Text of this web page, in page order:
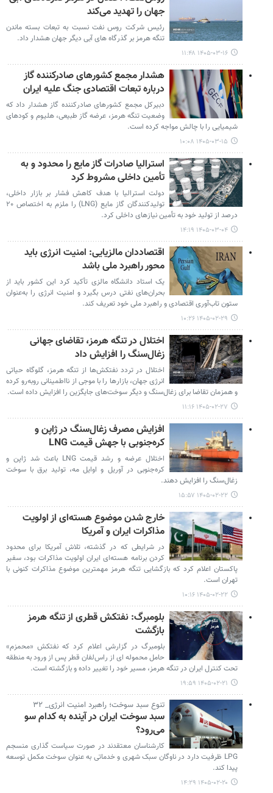
جهان را تهدید می‌کند
رئیس شرکت روس نفت نسبت به تبعات بسته ماندن
تنگه هرمز بر گذرگاه های آبی دیگر جهان هشدار داد.
۱۴۰۵-۰۳-۱۶ ۱۱:۴۸
هشدار مجمع کشورهای صادرکننده گاز
درباره تبعات اقتصادی جنگ علیه ایران
دبیرکل مجمع کشورهای صادرکننده گاز هشدار داد که
وضعیت تنگه هرمز، عرضه گاز طبیعی، هلیوم و کودهای
شیمیایی را با چالش مواجه کرده است.
۱۴۰۵-۰۳-۱۵ ۱۰:۰۸
استرالیا صادرات گاز مایع را محدود و به
تأمین داخلی مشروط کرد
دولت استرالیا با هدف کاهش فشار بر بازار داخلی،
تولیدکنندگان گاز مایع (LNG) را ملزم به اختصاص ۲۰
درصد از تولید خود به تأمین نیازهای داخلی کرد.
۱۴۰۵-۰۳-۰۴ ۱۴:۱۹
اقتصاددان مالزیایی: امنیت انرژی باید
محور راهبرد ملی باشد
یک استاد دانشگاه مالزی تأکید کرد این کشور باید از
بحران‌های نفتی درس بگیرد و امنیت انرژی را به‌عنوان
ستون تاب‌آوری اقتصادی و راهبرد ملی خود تعریف کند.
۱۴۰۵-۰۲-۲۹ ۱۰:۲۶
اختلال در تنگه هرمز، تقاضای جهانی
زغال‌سنگ را افزایش داد
اختلال در تردد نفتکش‌ها از تنگه هرمز، گلوگاه حیاتی
انرژی جهان، بازارها را با موجی از نااطمینانی روبه‌رو کرده
و همزمان تقاضا برای زغال‌سنگ و دیگر سوخت‌های جایگزین را افزایش داده است.
۱۴۰۵-۰۲-۲۷ ۱۱:۱۶
افزایش مصرف زغال‌سنگ در ژاپن و
کره‌جنوبی با جهش قیمت LNG
اختلال عرضه و رشد قیمت LNG باعث شد ژاپن و
کره‌جنوبی در آوریل و اوایل مه، تولید برق با سوخت
زغال‌سنگ را افزایش دهند.
۱۴۰۵-۰۲-۲۲ ۱۵:۵۷
خارج شدن موضوع هسته‌ای از اولویت
مذاکرات ایران و آمریکا
در شرایطی که در گذشته، تلاش آمریکا برای محدود
کردن برنامه هسته‌ای ایران اولویت مذاکرات بود، سفیر
پاکستان اعلام کرد که بازگشایی تنگه هرمز مهمترین موضوع مذاکرات کنونی با
تهران است.
۱۴۰۵-۰۲-۲۲ ۱۰:۱۶
بلومبرگ: نفتکش قطری از تنگه هرمز
بازگشت
بلومبرگ در گزارشی اعلام کرد که نفتکش «محمزم»
حامل محموله ای از راس‌لفان قطر پس از ورود به منطقه
تحت کنترل ایران در تنگه هرمز، مسیر خود را تغییر داده و بازگشته است.
۱۴۰۵-۰۲-۲۱ ۱۹:۵۹
تنوع سبد سوخت؛ راهبرد امنیت انرژی_ ۳۲
سبد سوخت ایران در آینده به کدام سو
می‌رود؟
کارشناسان معتقدند در صورت سیاست گذاری منسجم
LPG ظرفیت دارد در ناوگان سبک شهری و خدماتی به عنوان سوخت مکمل توسعه
پیدا کند.
۱۴۰۵-۰۲-۲۰ ۱۴:۲۹